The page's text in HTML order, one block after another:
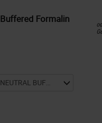
Formalin